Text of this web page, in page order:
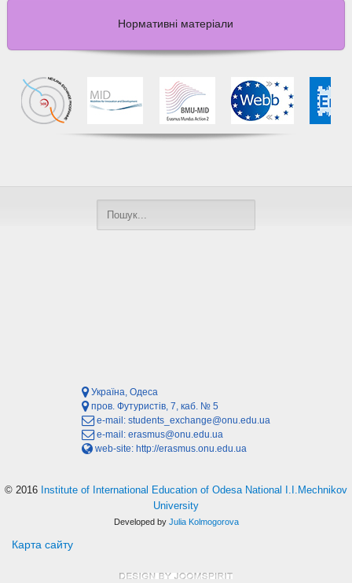
Нормативні матеріали
Україна, Одеса
пров. Футуристів, 7, каб. № 5
e-mail: students_exchange@onu.edu.ua
e-mail: erasmus@onu.edu.ua
web-site: http://erasmus.onu.edu.ua
© 2016 Institute of International Education of Odesa National I.I.Mechnikov
University
Developed by Julia Kolmogorova
Карта сайту